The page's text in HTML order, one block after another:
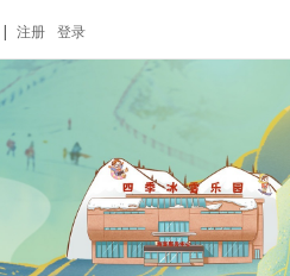
| 注册 登录